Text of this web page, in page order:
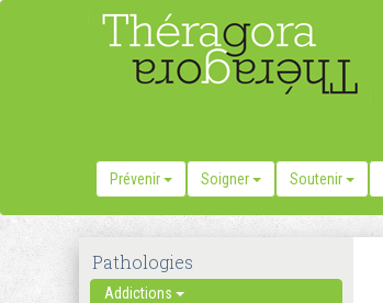
Prévenir Soigner Soutenir
Pathologies
Addictions